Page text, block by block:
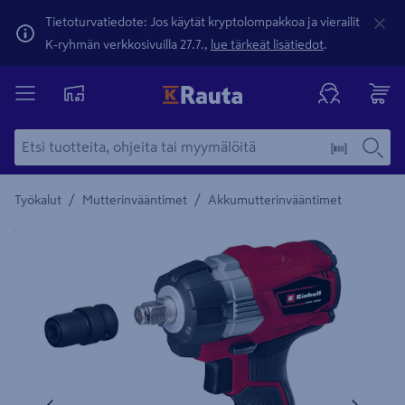
Tietoturvatiedote: Jos käytät kryptolompakkoa ja vierailit
K-ryhmän verkkosivuilla 27.7., lue tärkeät lisätiedot.
Työkalut / Mutterinvääntimet / Akkumutterinvääntimet
Yksityiskohtainen kuvaus löytyy Tuotteen kuvaus -